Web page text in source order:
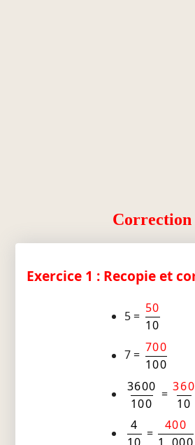
Correction
Exercice 1 : Recopie et
5 =
50
10
7 =
700
100
3600
100
=
360
10
4
=
400